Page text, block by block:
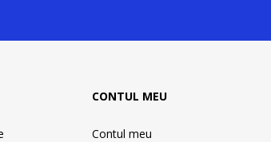
CONTUL MEU
Contul meu